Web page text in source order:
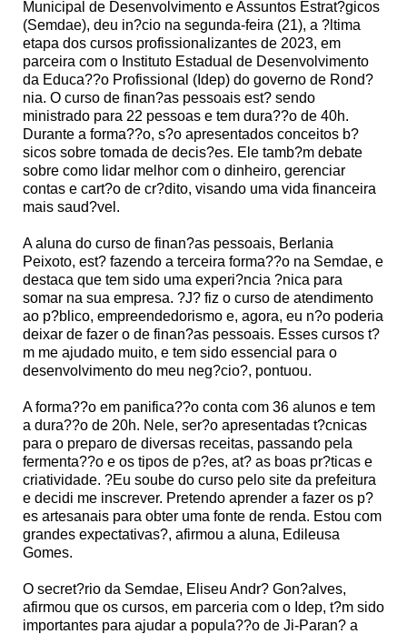
Municipal de Desenvolvimento e Assuntos Estrat?gicos
(Semdae), deu in?cio na segunda-feira (21), a ?ltima
etapa dos cursos profissionalizantes de 2023, em
parceira com o Instituto Estadual de Desenvolvimento
da Educa??o Profissional (Idep) do governo de Rond?
nia. O curso de finan?as pessoais est? sendo
ministrado para 22 pessoas e tem dura??o de 40h.
Durante a forma??o, s?o apresentados conceitos b?
sicos sobre tomada de decis?es. Ele tamb?m debate
sobre como lidar melhor com o dinheiro, gerenciar
contas e cart?o de cr?dito, visando uma vida financeira
mais saud?vel.
A aluna do curso de finan?as pessoais, Berlania
Peixoto, est? fazendo a terceira forma??o na Semdae, e
destaca que tem sido uma experi?ncia ?nica para
somar na sua empresa. ?J? fiz o curso de atendimento
ao p?blico, empreendedorismo e, agora, eu n?o poderia
deixar de fazer o de finan?as pessoais. Esses cursos t?
m me ajudado muito, e tem sido essencial para o
desenvolvimento do meu neg?cio?, pontuou.
A forma??o em panifica??o conta com 36 alunos e tem
a dura??o de 20h. Nele, ser?o apresentadas t?cnicas
para o preparo de diversas receitas, passando pela
fermenta??o e os tipos de p?es, at? as boas pr?ticas e
criatividade. ?Eu soube do curso pelo site da prefeitura
e decidi me inscrever. Pretendo aprender a fazer os p?
es artesanais para obter uma fonte de renda. Estou com
grandes expectativas?, afirmou a aluna, Edileusa
Gomes.
O secret?rio da Semdae, Eliseu Andr? Gon?alves,
afirmou que os cursos, em parceria com o Idep, t?m sido
importantes para ajudar a popula??o de Ji-Paran? a